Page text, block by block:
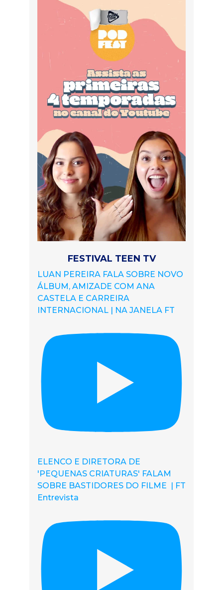
FESTIVAL TEEN TV
LUAN PEREIRA FALA SOBRE NOVO
ÁLBUM, AMIZADE COM ANA
CASTELA E CARREIRA
INTERNACIONAL | NA JANELA FT
ELENCO E DIRETORA DE
'PEQUENAS CRIATURAS' FALAM
SOBRE BASTIDORES DO FILME | FT
Entrevista